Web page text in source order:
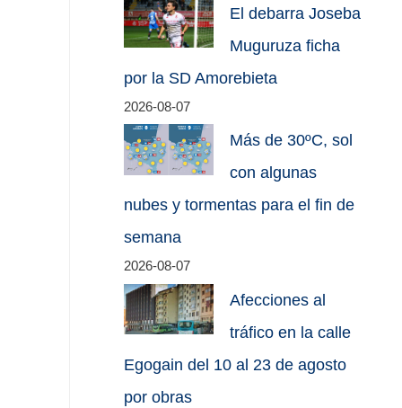
El debarra Joseba
Muguruza ficha
por la SD Amorebieta
2026-08-07
Más de 30ºC, sol
con algunas
nubes y tormentas para el fin de
semana
2026-08-07
Afecciones al
tráfico en la calle
Egogain del 10 al 23 de agosto
por obras